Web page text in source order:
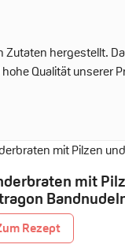
hergestellt.
Qualität unserer
mit
Rezept